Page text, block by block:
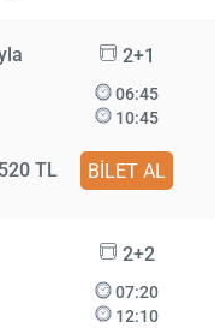
2+1
06:45
10:45
520 TL BİLET AL
2+2
07:20
12:10